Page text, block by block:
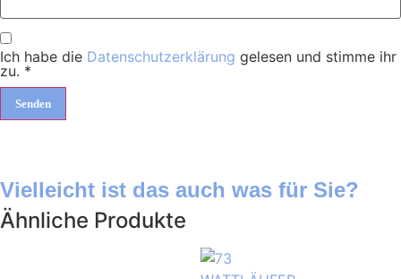
Ich habe die Datenschutzerklärung gelesen und stimme ihr
zu. *
Vielleicht ist das auch was für Sie?
Ähnliche Produkte